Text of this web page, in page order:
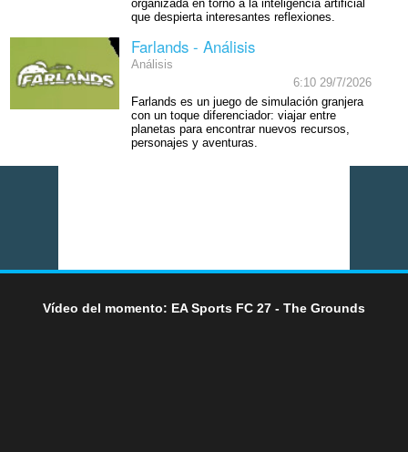
organizada en torno a la inteligencia artificial
que despierta interesantes reflexiones.
Farlands - Análisis
Análisis
6:10 29/7/2026
Farlands es un juego de simulación granjera
con un toque diferenciador: viajar entre
planetas para encontrar nuevos recursos,
personajes y aventuras.
Vídeo del momento: EA Sports FC 27 - The Grounds